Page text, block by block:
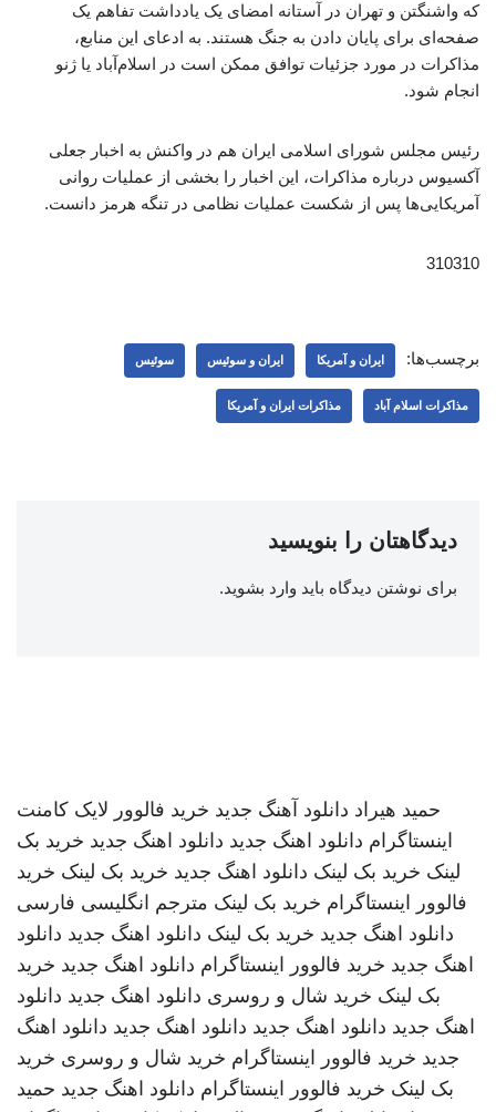
که واشنگتن و تهران در آستانه امضای یک یادداشت تفاهم یک
صفحه‌ای برای پایان دادن به جنگ هستند. به ادعای این منابع،
مذاکرات در مورد جزئیات توافق ممکن است در اسلام‌آباد یا ژنو
انجام شود.
رئیس مجلس شورای اسلامی ایران هم در واکنش به اخبار جعلی
آکسیوس درباره مذاکرات، این اخبار را بخشی از عملیات روانی
آمریکایی‌ها پس از شکست عملیات نظامی در تنگه هرمز دانست.
310310
برچسب‌ها: ایران و آمریکا ایران و سوئیس سوئیس
مذاکرات اسلام آباد مذاکرات ایران و آمریکا
دیدگاهتان را بنویسید
برای نوشتن دیدگاه باید وارد بشوید.
حمید هیراد دانلود آهنگ جدید خرید فالوور لایک کامنت
اینستاگرام دانلود اهنگ جدید دانلود اهنگ جدید خرید بک
لینک خرید بک لینک دانلود اهنگ جدید خرید بک لینک خرید
فالوور اینستاگرام خرید بک لینک مترجم انگلیسی فارسی
دانلود اهنگ جدید خرید بک لینک دانلود اهنگ جدید دانلود
اهنگ جدید خرید فالوور اینستاگرام دانلود اهنگ جدید خرید
بک لینک خرید شال و روسری دانلود اهنگ جدید دانلود
اهنگ جدید دانلود اهنگ جدید دانلود اهنگ جدید دانلود اهنگ
جدید خرید فالوور اینستاگرام خرید شال و روسری خرید
بک لینک خرید فالوور اینستاگرام دانلود اهنگ جدید حمید